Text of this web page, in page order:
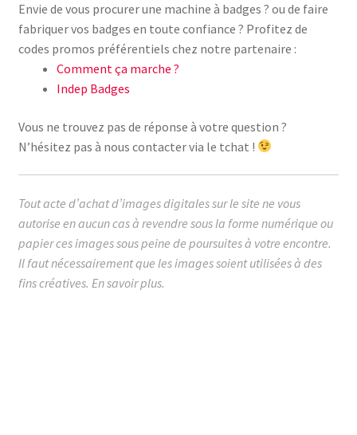
Envie de vous procurer une machine à badges ? ou de faire
fabriquer vos badges en toute confiance ? Profitez de
codes promos préférentiels chez notre partenaire :
Comment ça marche ?
Indep Badges
Vous ne trouvez pas de réponse à votre question ?
N’hésitez pas à nous contacter via le tchat !
Tout acte d’achat d’images digitales sur le site ne vous
autorise en aucun cas à revendre sous la forme numérique ou
papier ces images sous peine de poursuites à votre encontre.
Il faut nécessairement que les images soient utilisées à des
fins créatives. En savoir plus.